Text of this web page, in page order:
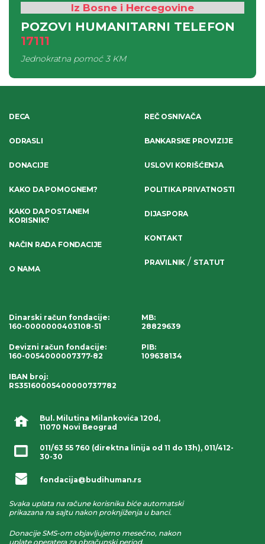
Iz Bosne i Hercegovine
POZOVI HUMANITARNI TELEFON
17111
Jednokratna pomoć3 KM
Bul. Milutina Milankovića 120d,
11070 Novi Beograd
011/63 55 760 (direktna linija od 11 do 13h), 011/412-
30-30
fondacija@budihuman.rs
Svaka uplata na račune korisnika biće automatski
prikazana na sajtu nakon proknjiženja u banci.
Donacije SMS-om objavljujemo mesečno, nakon
uplate operatera za obračunski period.
DECA
ODRASLI
DONACIJE
KAKO DA POMOGNEM?
KAKO DA POSTANEM
KORISNIK?
NAČIN RADA FONDACIJE
O NAMA
REČ OSNIVAČA
BANKARSKE PROVIZIJE
USLOVI KORIŠĆENJA
POLITIKA PRIVATNOSTI
DIJASPORA
KONTAKT
PRAVILNIK / STATUT
Dinarski račun fondacije:
160-0000000403108-51
Devizni račun fondacije:
160-0054000007377-82
IBAN broj:
RS35160005400000737782
MB:
28829639
PIB:
109638134